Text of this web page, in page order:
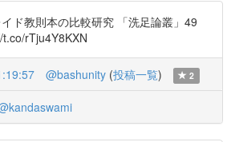
ド教則本の比較研究 「洗足論叢」49
rTju4Y8KXN
@bashunity (投稿一覧) 2